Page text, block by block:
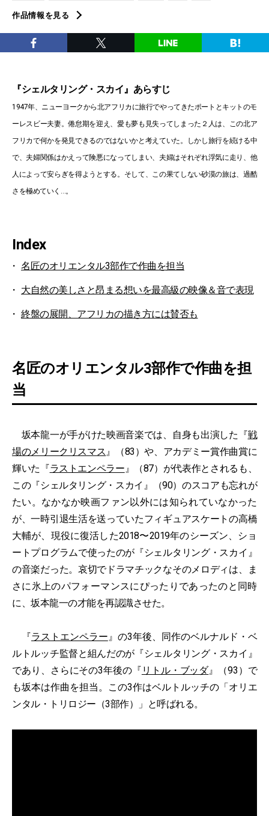
作品情報を見る
『シェルタリング・スカイ』あらすじ
1947年、ニューヨークから北アフリカに旅行でやってきたポートとキットのモ
ーレスビー夫妻。倦怠期を迎え、愛も夢も見失ってしまった２人は、この北ア
フリカで何かを発見できるのではないかと考えていた。しかし旅行を続ける中
で、夫婦関係はかえって険悪になってしまい、夫婦はそれぞれ浮気に走り、他
人によって安らぎを得ようとする。そして、この果てしない砂漠の旅は、過酷
さを極めていく…。
Index
名匠のオリエンタル3部作で作曲を担当
大自然の美しさと昂まる想いを最高級の映像＆音で表現
終盤の展開、アフリカの描き方には賛否も
名匠のオリエンタル3部作で作曲を担
当
坂本龍一が手がけた映画音楽では、自身も出演した『戦
場のメリークリスマス』（83）や、アカデミー賞作曲賞に
輝いた『ラストエンペラー』（87）が代表作とされるも、
この『シェルタリング・スカイ』（90）のスコアも忘れが
たい。なかなか映画ファン以外には知られていなかった
が、一時引退生活を送っていたフィギュアスケートの高橋
大輔が、現役に復活した2018〜2019年のシーズン、ショ
ートプログラムで使ったのが『シェルタリング・スカイ』
の音楽だった。哀切でドラマチックなそのメロディは、ま
さに氷上のパフォーマンスにぴったりであったのと同時
に、坂本龍一の才能を再認識させた。
『ラストエンペラー』の3年後、同作のベルナルド・ベ
ルトルッチ監督と組んだのが『シェルタリング・スカイ』
であり、さらにその3年後の『 リトル・ブッダ』（93）で
も坂本は作曲を担当。この3作はベルトルッチの「オリエ
ンタル・トリロジー（3部作）」と呼ばれる。